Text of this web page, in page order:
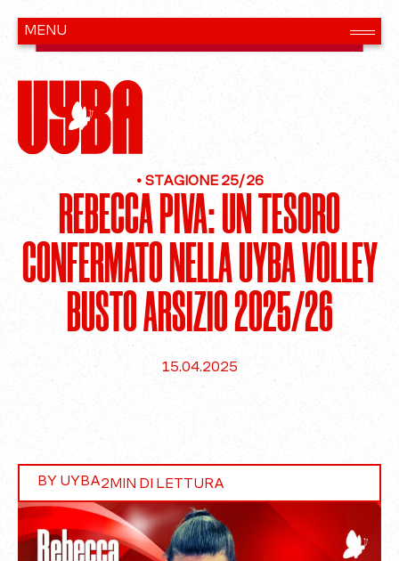
• STAGIONE 25/26
REBECCA PIVA: UN TESORO
CONFERMATO NELLA UYBA VOLLEY
BUSTO ARSIZIO 2025/26
15.04.2025
BY UYBA MIN DI LETTURA
2